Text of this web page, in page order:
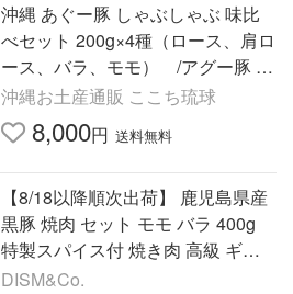
沖縄 あぐー豚 しゃぶしゃぶ 味比
べセット 200g×4種（ロース、肩ロ
ース、バラ、モモ） /アグー豚 豚
肉 800g 直送 冷凍 ギフト
沖縄お土産通販 ここち琉球
8,000円 送料無料
【8/18以降順次出荷】 鹿児島県産
黒豚 焼肉 セット モモ バラ 400g
特製スパイス付 焼き肉 高級 ギフ
ト 豚肉 国産 銘柄豚 ブランド豚 お
DISM&Co.